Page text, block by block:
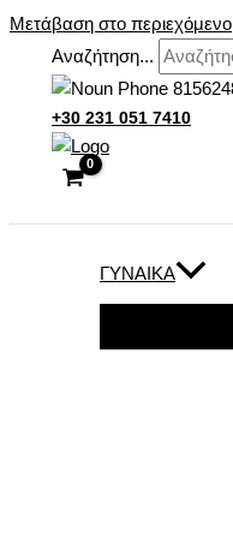
Μετάβαση στο περιεχόμενο
Αναζήτηση...
+30 231 051 7410
ΓΥΝΑΊΚΑ